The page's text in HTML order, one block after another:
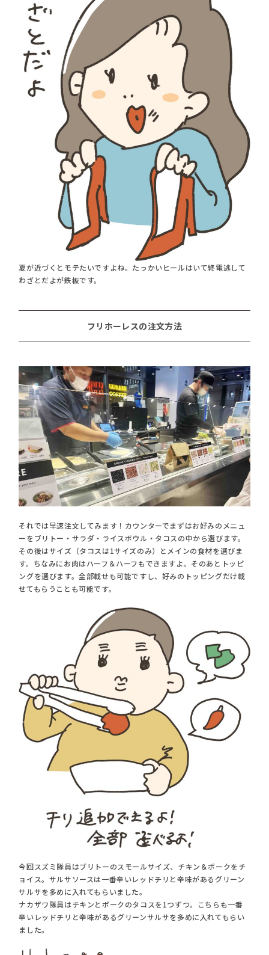
夏が近づくとモテたいですよね。たっかいヒールはいて終電逃して
わざとだよが鉄板です。
フリホーレスの注文方法
それでは早速注文してみます！カウンターでまずはお好みのメニュ
ーをブリトー・サラダ・ライスボウル・タコスの中から選びます。
その後はサイズ（タコスは1サイズのみ）とメインの食材を選びま
す。ちなみにお肉はハーフ＆ハーフもできますよ。そのあとトッピ
ングを選びます。全部載せも可能ですし、好みのトッピングだけ載
せてもらうことも可能です。
今回スズミ隊員はブリトーのスモールサイズ、チキン＆ポークをチ
ョイス。サルサソースは一番辛いレッドチリと辛味があるグリーン
サルサを多めに入れてもらいました。
ナカザワ隊員はチキンとポークのタコスを1つずつ。こちらも一番
辛いレッドチリと辛味があるグリーンサルサを多めに入れてもらい
ました。